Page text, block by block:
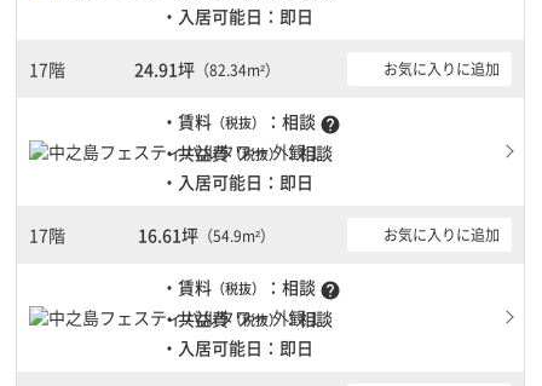
・入居可能日：即日
17階 24.91坪（82.34m²） お気に入りに追加
・賃料 （税抜） ：相談 help
・共益費（税抜）：相談
・入居可能日：即日
17階 16.61坪 （54.9m²） お気に入りに追加
・賃料 （税抜） ：相談 help
・共益費（税抜）：相談
・入居可能日：即日